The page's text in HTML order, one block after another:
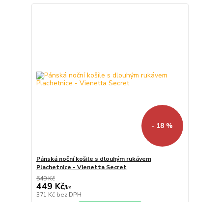
- 18 %
Pánská noční košile s dlouhým rukávem
Plachetnice - Vienetta Secret
549 Kč
449 Kč/ks
371 Kč bez DPH